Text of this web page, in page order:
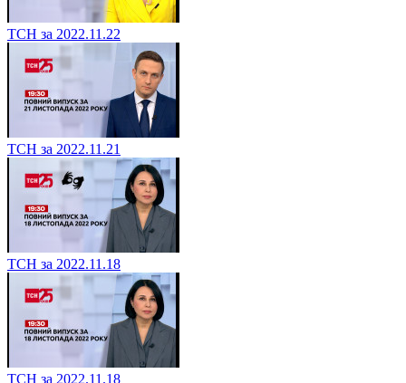
ТСН за 2022.11.22
ТСН за 2022.11.21
ТСН за 2022.11.18
ТСН за 2022.11.18